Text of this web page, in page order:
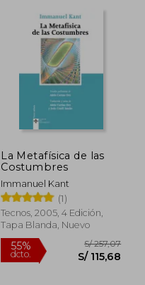
La Metafísica de las
Costumbres
Immanuel Kant
(1)
Tecnos, 2005, 4 Edición,
Tapa Blanda, Nuevo